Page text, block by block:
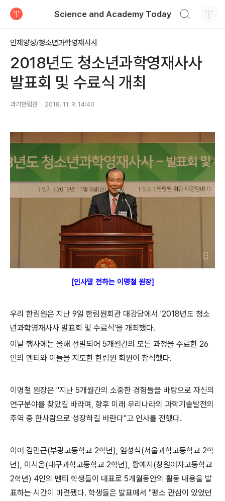
Science and Academy Today
인재양성/청소년과학영재사사
2018년도 청소년과학영재사사
발표회 및 수료식 개최
과기한림원 2018. 11. 9. 14:40
[인사말 전하는 이명철 원장]
우리 한림원은 지난 9일 한림원회관 대강당에서 '2018년도 청소
년과학영재사사 발표회 및 수료식'을 개최했다.
이날 행사에는 올해 선발되어 5개월간의 모든 과정을 수료한 26
인의 멘티와 이들을 지도한 한림원 회원이 참석했다.
이명철 원장은 "지난 5개월간의 소중한 경험들을 바탕으로 자신의
연구분야를 찾았길 바라며, 향후 미래 우리나라의 과학기술발전의
주역 중 한사람으로 성장하길 바란다"고 인사를 전했다.
이어 김민근(부광고등학교 2학년), 엄성식(서울과학고등학교 2학
년), 이시은(대구과학고등학교 2학년), 황예지(창원여자고등학교
2학년) 4인의 멘티 학생들이 대표로 5개월동안의 활동 내용을 발
표하는 시간이 마련됐다. 학생들은 발표에서 "평소 관심이 있었던